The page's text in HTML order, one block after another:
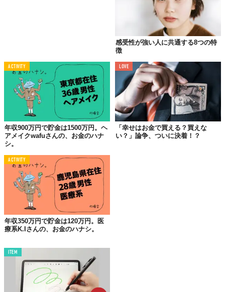
年収7万5000ドル（約1200万円）までは収入が増
えるほど幸福度も高まるが、それ以上は横ばいになる
」という興
これは、経済的に豊かになることで生活の質が向上したり、選択
肢が広がったりするためと推測できるが、よいことも悪いことも
すぐに慣れてしまうという「限界効用逓減の法則」が働き、最初
の1万円の価値と、1億円持つ人にとっての1万円の価値は大きく
異なるということも関わっている。
時間がもたらす、心の豊かさ
高収入がもたらすものとは？
と感じる人々が増えているのも事実。
年収約3億円を稼ぐ起業家チャーリー・デイ氏は、得た高収入で家
事代行サービスやベビーシッターを利用し、自由な時間を手に入
れた。彼女は「お金で幸せは買えないが、選択肢や機会を増やす
ことでより幸せな人生を送る手助けになることはたしか」と断
言。金銭的余裕と、それによって生まれる時間的余裕がもたらす
また、ウォートン校で人間の幸福の原因を研究しているマシュ
ー・キリングスワース氏は彼女の意見に賛同。彼いわく、「人生
に対するコントロール感を高めることで、お金と幸福の関係の約
75％を説明できる」とし、 お金が増えると自分の人生をよりコン
感受性が強い人に共通する8つの特
徴
ACTIVITY
年収900万円で貯金は1500万円。ヘ
アメイクwafuさんの、お金のハナ
シ。
LOVE
「幸せはお金で買える？買えな
い？」論争、ついに決着！？
ACTIVITY
年収350万円で貯金は120万円。医
療系K.Iさんの、お金のハナシ。
ITEM